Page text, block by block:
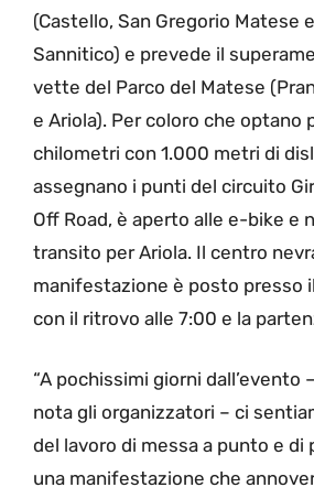
(Castello, San Gregorio Matese
Sannitico) e prevede il
vette del Parco del Matese
e Ariola). Per coloro che optano
chilometri con 1.000 metri di
assegnano i punti del circuito
Off Road, è aperto alle e-bike e
transito per Ariola. Il centro
manifestazione è posto presso
con il ritrovo alle 7:00 e la
“A pochissimi giorni dall’evento
nota gli organizzatori – ci
del lavoro di messa a punto e di
una manifestazione che